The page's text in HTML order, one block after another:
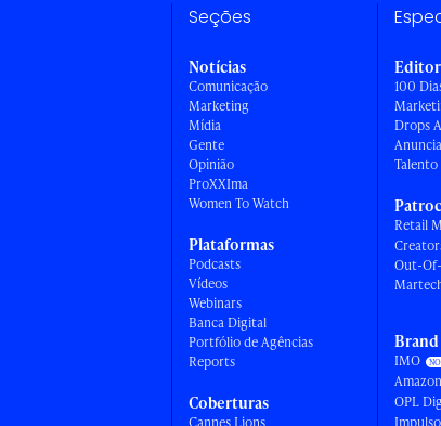
Seções
Notícias
Comunicação
Marketing
Mídia
Gente
Opinião
ProXXIma
Women To Watch
Plataformas
Podcasts
Vídeos
Webinars
Banca Digital
Portfólio de Agências
Reports
Coberturas
Cannes Lions
100
Drops
Talento
Retail
Out-
Brand
IMO
OPL
Impulso